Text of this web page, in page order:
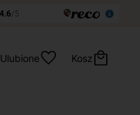
Ulubione Kosz